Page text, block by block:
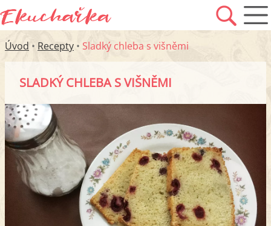
Úvod • Recepty • Sladký chleba s višněmi
SLADKÝ CHLEBA S VIŠNĚMI